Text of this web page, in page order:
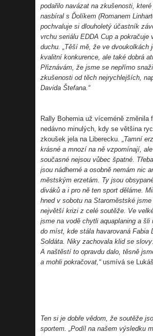
podařilo navázat na zkušenosti,
nasbíral s Ďolíkem (Romanem
pochvaluje si dlouholetý účastník
vrchu seriálu EDDA Cup a pokračuje
duchu. „Těší mě, že ve dvoukolkách
kvalitní konkurence, ale také dobrá
Přiznávám, že jsme se nepřímo
zkušenosti od těch nejrychlejších,
Davida Štefana.“
Rally Bohemia už víceméně změnila
nedávno minulých, kdy se většina
zkoušek jela na Liberecku. „Tamní
krásné a mnozí na ně vzpomínají,
současné nejsou vůbec špatné.
jsou nádherné a osobně nemám nic
městským erzetám. Ty jsou
diváků a i pro ně ten sport děláme.
hned v sobotu na Staroměstské
největší krizi z celé soutěže. Ve
jsme na vodě chytli aquaplaning a šli
do míst, kde stála havarovaná Fabia
Soldáta. Niky zachovala klid se
A naštěstí to opravdu dalo, těsně
a mohli pokračovat,“usmívá se
Ten si je dobře vědom, že soutěže
sportem. „Podíl na našem výsledku